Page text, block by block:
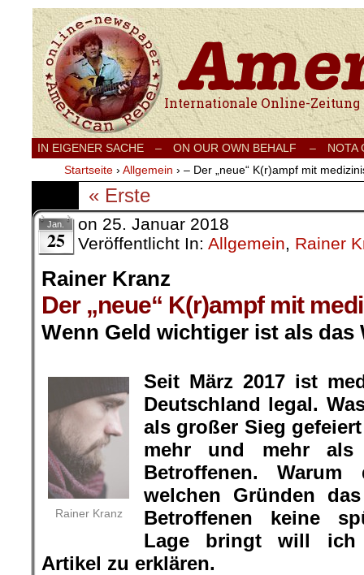
Internationale Onlinezeitung für Frieden,
IN EIGENER SACHE – ON OUR OWN BEHALF –
NOTA
Startseite › Allgemein › – Der „neue“ K(r)ampf mit
« Erste
Jan.
25
on 25. Januar 2018
Veröffentlicht In: Allgemein, Rainer
Rainer Kranz
Der „neue“ K(r)ampf mit
Wenn Geld wichtiger ist als das
Rainer Kranz
Seit März 2017 ist
Deutschland legal.
als großer Sieg
mehr und mehr
Betroffenen.
welchen Gründen
Betroffenen keine
Lage bringt will ich
Artikel zu erklären.